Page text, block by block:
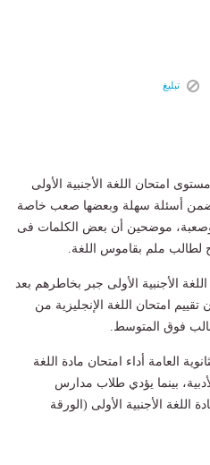
تبليغ
امتحان اللغة الأجنبية الأولى
أسئلة سهلة وبعضها صعب خاصة
موضحين أن بعض الكلمات فى
لطالب ملم بقاموس اللغة.
الأجنبية الأولى جبر بخاطرهم بعد
امتحان اللغة الإنجليزية من
بالثانوية العامة أداء امتحان مادة اللغة
بينما يؤدي طلاب مدارس
اللغة الأجنبية الأولى (الورقة